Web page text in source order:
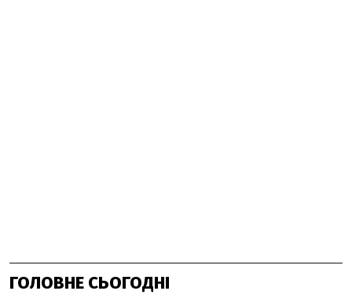
ГОЛОВНЕ СЬОГОДНІ